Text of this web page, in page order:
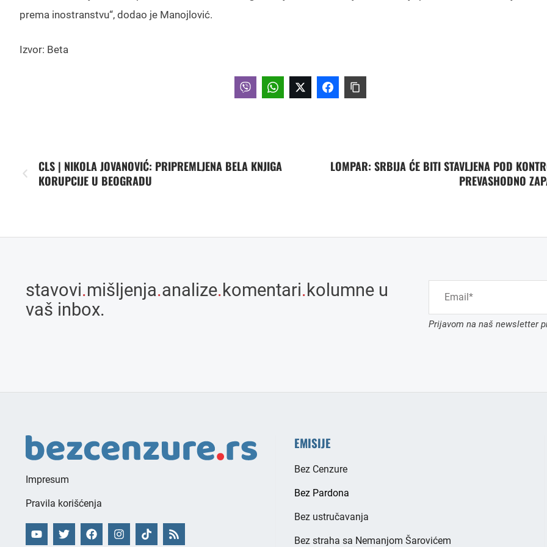
prema inostranstvu“, dodao je Manojlović.
Izvor: Beta
CLS | NIKOLA JOVANOVIĆ: PRIPREMLJENA BELA KNJIGA
KORUPCIJE U BEOGRADU
LOMPAR: SRBIJA ĆE BITI STAVLJENA POD
PREVASHODNO
stavovi.mišljenja.analize.komentari.kolumne u
vaš inbox.
Prijavom na naš newsletter
Impresum
Pravila korišćenja
EMISIJE
Bez Cenzure
Bez Pardona
Bez ustručavanja
Bez straha sa Nemanjom Šarovićem